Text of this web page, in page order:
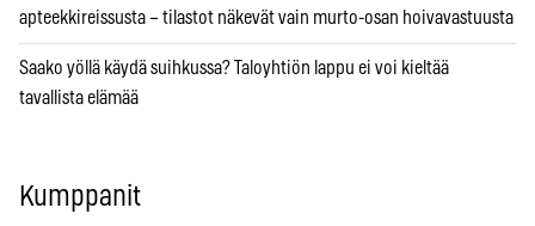
apteekkireissusta – tilastot näkevät vain murto-osan hoivavastuusta
Saako yöllä käydä suihkussa? Taloyhtiön lappu ei voi kieltää
tavallista elämää
Kumppanit